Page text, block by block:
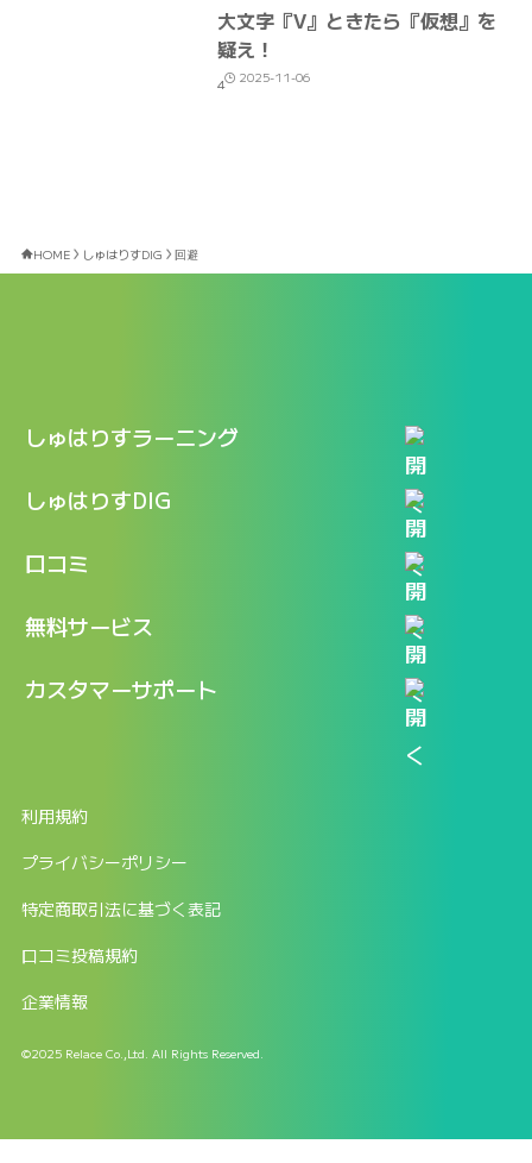
大文字『V』ときたら『仮想』を
疑え！
4 2025-11-06
HOME しゅはりすDIG 回避
しゅはりすラーニング
特長
料金
新着情報
ログイン
しゅはりすDIG
記事一覧
口コミ
口コミ一覧
無料サービス
LINEで『Iパス ならし学習』
カスタマーサポート
返金申請フォーム
利用規約
プライバシーポリシー
特定商取引法に基づく表記
口コミ投稿規約
企業情報
©2025 Relace Co.,Ltd. All Rights Reserved.